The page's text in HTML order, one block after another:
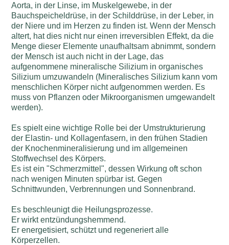
Aorta, in der Linse, im Muskelgewebe, in der
Bauchspeicheldrüse, in der Schilddrüse, in der Leber, in
der Niere und im Herzen zu finden ist. Wenn der Mensch
altert, hat dies nicht nur einen irreversiblen Effekt, da die
Menge dieser Elemente unaufhaltsam abnimmt, sondern
der Mensch ist auch nicht in der Lage, das
aufgenommene mineralische Silizium in organisches
Silizium umzuwandeln (Mineralisches Silizium kann vom
menschlichen Körper nicht aufgenommen werden. Es
muss von Pflanzen oder Mikroorganismen umgewandelt
werden).
Es spielt eine wichtige Rolle bei der Umstrukturierung
der Elastin- und Kollagenfasern, in den frühen Stadien
der Knochenmineralisierung und im allgemeinen
Stoffwechsel des Körpers.
Es ist ein "Schmerzmittel", dessen Wirkung oft schon
nach wenigen Minuten spürbar ist. Gegen
Schnittwunden, Verbrennungen und Sonnenbrand.
Es beschleunigt die Heilungsprozesse.
Er wirkt entzündungshemmend.
Er energetisiert, schützt und regeneriert alle
Körperzellen.